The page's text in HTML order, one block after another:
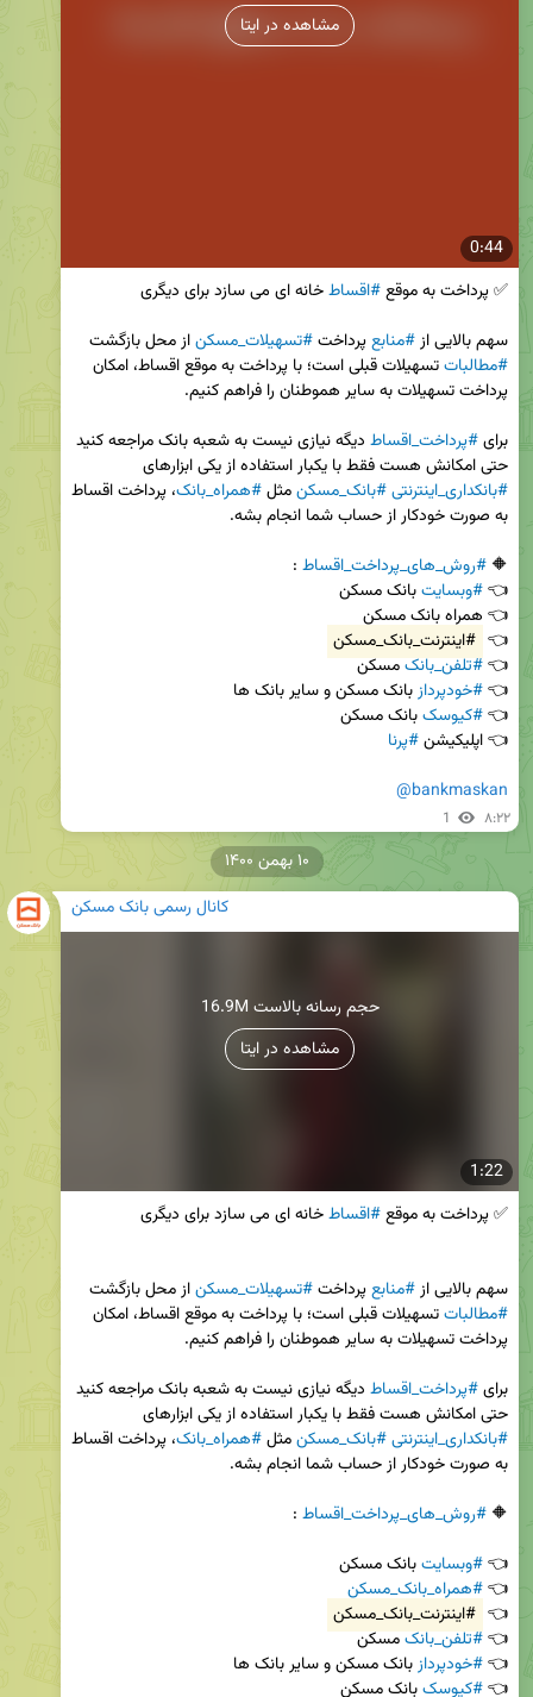
0:44
مشاهده در ایتا
✅ پرداخت به موقع #اقساط
سهم بالایی از #منابع پرداخت #تسهیلات_مسکن از محل بازگشت
#مطالبات
برای #پرداخت_اقساط
حتی امکانش هست فقط با یکبار استفاده از یکی ابزارهای
#بانکداری_اینترنتی#بانک_مسکن مثل #همراه_بانک
🔶 #روش_های_پرداخت_اقساط
👈 #وبسایت
👈 #اینترنت_بانک_مسکن
👈 #تلفن_بانک
👈 #خودپرداز
👈 #کیوسک
👈 اپلیکیشن #پرنا
@bankmaskan
1 ۸:۲۲
کانال رسمی بانک مسکن
1:22
16.9M حجم رسانه بالاست
مشاهده در ایتا
✅ پرداخت به موقع #اقساط
سهم بالایی از #منابع پرداخت #تسهیلات_مسکن از محل بازگشت
#مطالبات
برای #پرداخت_اقساط
حتی امکانش هست فقط با یکبار استفاده از یکی ابزارهای
#بانکداری_اینترنتی#بانک_مسکن مثل #همراه_بانک
🔶 #روش_های_پرداخت_اقساط
👈 #وبسایت
👈 #همراه_بانک_مسکن
👈 #اینترنت_بانک_مسکن
👈 #تلفن_بانک
👈 #خودپرداز
👈 #کیوسک
۱۰ بهمن ۱۴۰۰